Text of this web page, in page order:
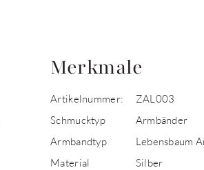
Merkmale
Artikelnummer:
ZAL003
Schmucktyp
Armbänder
Armbandtyp
Lebensbaum
Material
Silber